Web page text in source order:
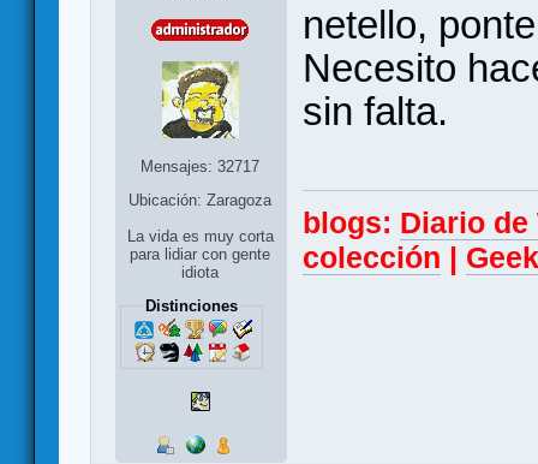
Mensajes: 32717
Ubicación: Zaragoza
La vida es muy corta
para lidiar con gente
idiota
Distinciones
netello,
Necesito
sin falta.
blogs: Diario
colección